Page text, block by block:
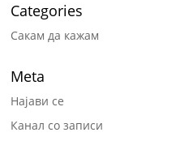
Categories
Сакам да кажам
Meta
Најави се
Канал со записи